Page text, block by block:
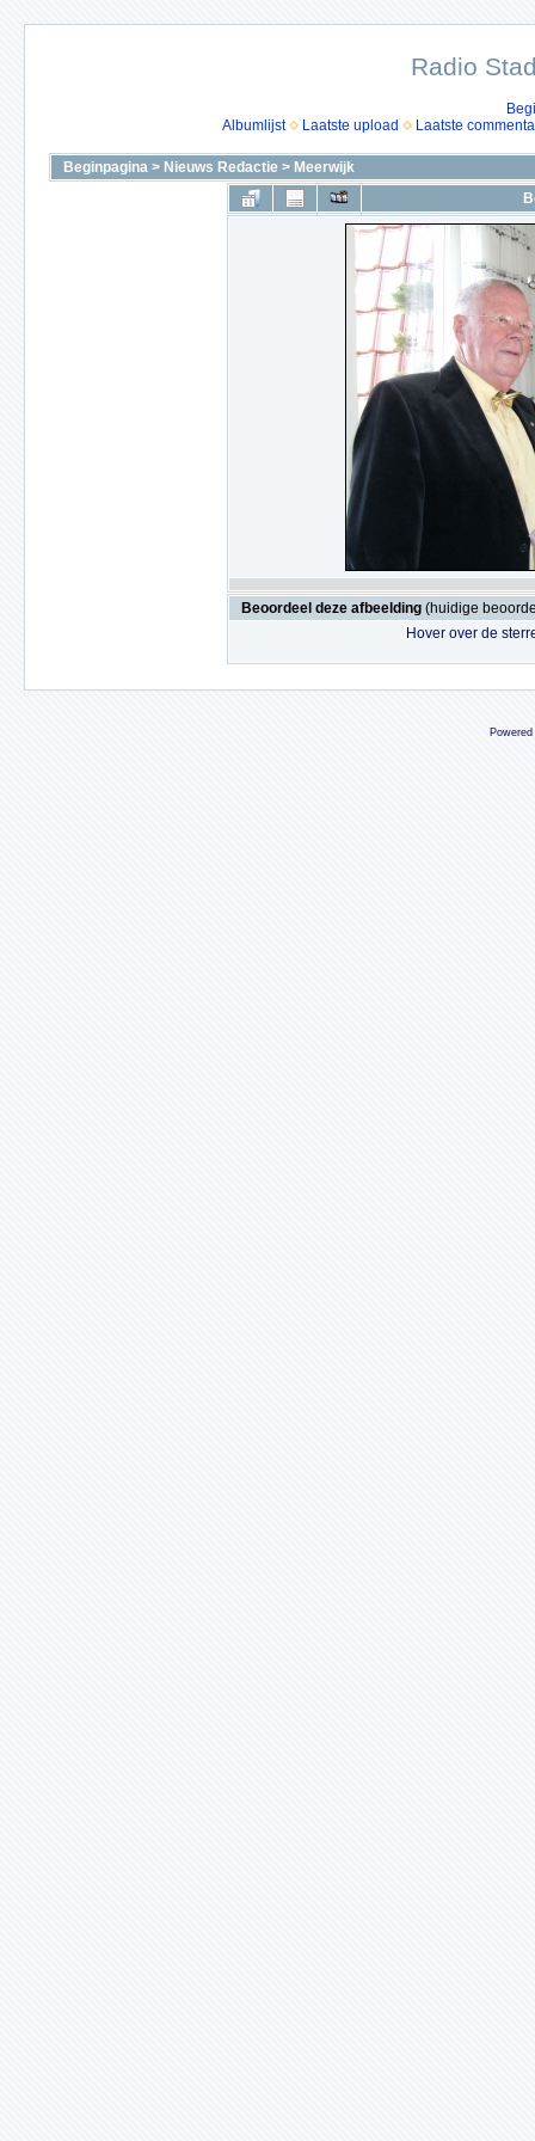
Radio
Albumlijst
Laatste upload Laatste
Beginpagina > Nieuws Redactie > Meerwijk
Beoordeel deze afbeelding (huidige
Hover over de